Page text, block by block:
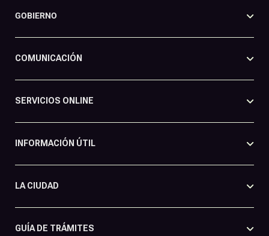
GOBIERNO
COMUNICACIÓN
SERVICIOS ONLINE
INFORMACIÓN ÚTIL
LA CIUDAD
GUÍA DE TRÁMITES